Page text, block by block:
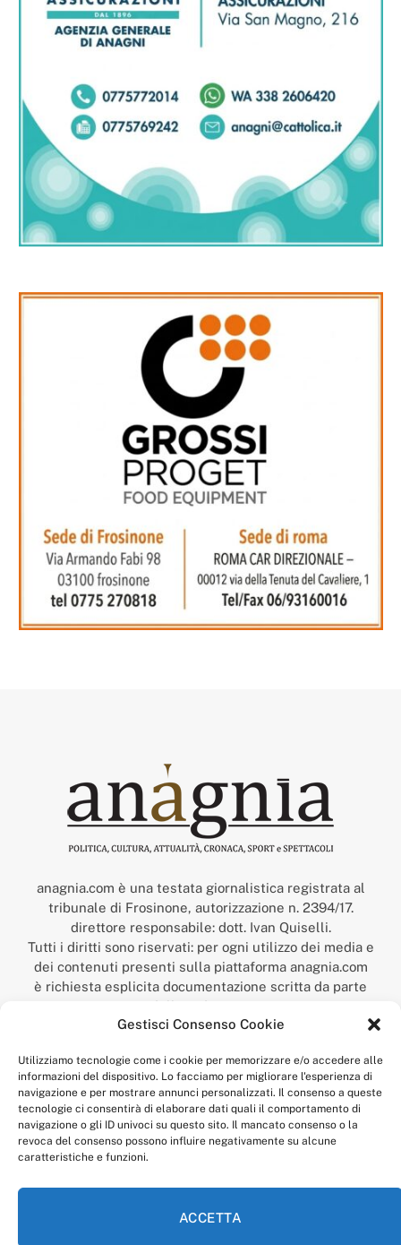
Gestisci Consenso Cookie
Utilizziamo tecnologie come i cookie per memorizzare e/o accedere alle
informazioni del dispositivo. Lo facciamo per migliorare l'esperienza di
navigazione e per mostrare annunci personalizzati. Il consenso a queste
tecnologie ci consentirà di elaborare dati quali il comportamento di
navigazione o gli ID univoci su questo sito. Il mancato consenso o la
revoca del consenso possono influire negativamente su alcune
caratteristiche e funzioni.
ACCETTA
anagnia.com è una testata giornalistica registrata al
tribunale di Frosinone, autorizzazione n. 2394/17.
direttore responsabile: dott. Ivan Quiselli.
Tutti i diritti sono riservati: per ogni utilizzo dei media e
dei contenuti presenti sulla piattaforma anagnia.com
è richiesta esplicita documentazione scritta da parte
della redazione.
“Anagnia” è un marchio registrato presso l’Ufficio Italiano
Economico,
num. registrazione: 302017000014044 del 9 febbraio 2017.
Per contatti:redazione@anagnia.com